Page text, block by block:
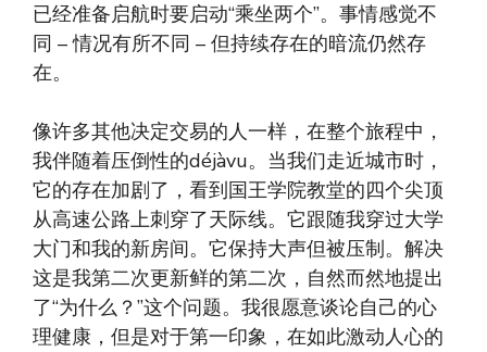
已经准备启航时要启动“乘坐两个”。事情感觉不
同 – 情况有所不同 – 但持续存在的暗流仍然存
在。
像许多其他决定交易的人一样，在整个旅程中，
我伴随着压倒性的déjàvu。当我们走近城市时，
它的存在加剧了，看到国王学院教堂的四个尖顶
从高速公路上刺穿了天际线。它跟随我穿过大学
大门和我的新房间。它保持大声但被压制。解决
这是我第二次更新鲜的第二次，自然而然地提出
了“为什么？”这个问题。我很愿意谈论自己的心
理健康，但是对于第一印象，在如此激动人心的